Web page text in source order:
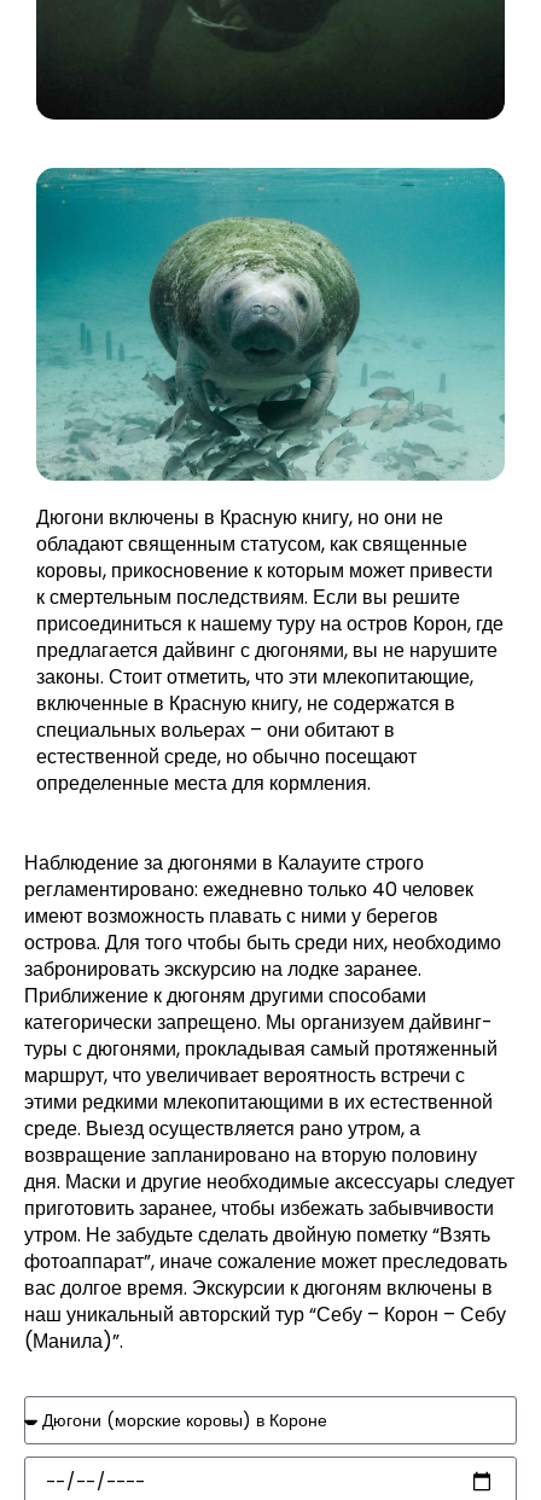
Дюгони включены в Красную книгу, но они не
обладают священным статусом, как священные
коровы, прикосновение к которым может привести
к смертельным последствиям. Если вы решите
присоединиться к нашему туру на остров Корон, где
предлагается дайвинг с дюгонями, вы не нарушите
законы. Стоит отметить, что эти млекопитающие,
включенные в Красную книгу, не содержатся в
специальных вольерах – они обитают в
естественной среде, но обычно посещают
определенные места для кормления.
Наблюдение за дюгонями в Калауите строго
регламентировано: ежедневно только 40 человек
имеют возможность плавать с ними у берегов
острова. Для того чтобы быть среди них, необходимо
забронировать экскурсию на лодке заранее.
Приближение к дюгоням другими способами
категорически запрещено. Мы организуем дайвинг-
туры с дюгонями, прокладывая самый протяженный
маршрут, что увеличивает вероятность встречи с
этими редкими млекопитающими в их естественной
среде. Выезд осуществляется рано утром, а
возвращение запланировано на вторую половину
дня. Маски и другие необходимые аксессуары следует
приготовить заранее, чтобы избежать забывчивости
утром. Не забудьте сделать двойную пометку “Взять
фотоаппарат”, иначе сожаление может преследовать
вас долгое время. Экскурсии к дюгоням включены в
наш уникальный авторский тур “Себу – Корон – Себу
(Манила)”.